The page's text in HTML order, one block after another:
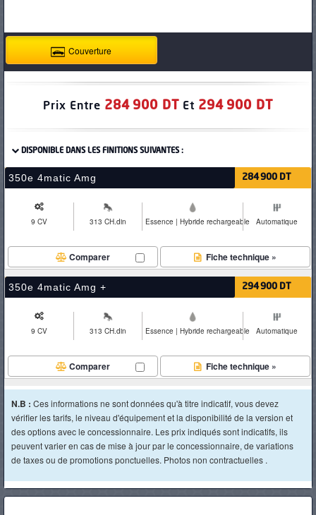
Couverture
Prix Entre 284 900 DT Et 294 900 DT
DISPONIBLE DANS LES FINITIONS SUIVANTES :
350e 4matic Amg 284 900 DT
9 CV 313 CH.din Essence | Hybride rechargeable Automatique
Fiche technique »
Comparer
350e 4matic Amg + 294 900 DT
9 CV 313 CH.din Essence | Hybride rechargeable Automatique
Fiche technique »
Comparer
N.B : Ces informations ne sont données qu'à titre indicatif, vous devez
vérifier les tarifs, le niveau d'équipement et la disponibilité de la version et
des options avec le concessionnaire. Les prix indiqués sont indicatifs, ils
peuvent varier en cas de mise à jour par le concessionnaire, de variations
de taxes ou de promotions ponctuelles. Photos non contractuelles .